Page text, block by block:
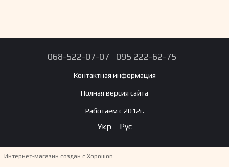
068-522-07-07 095 222-62-75
Контактная информация
Полная версия сайта
Работаем с 2012г.
Укр Рус
Интернет-магазин создан с Хорошоп